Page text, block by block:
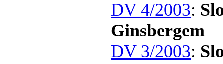
DV 4/2003:
Ginsbergem
DV 3/2003: